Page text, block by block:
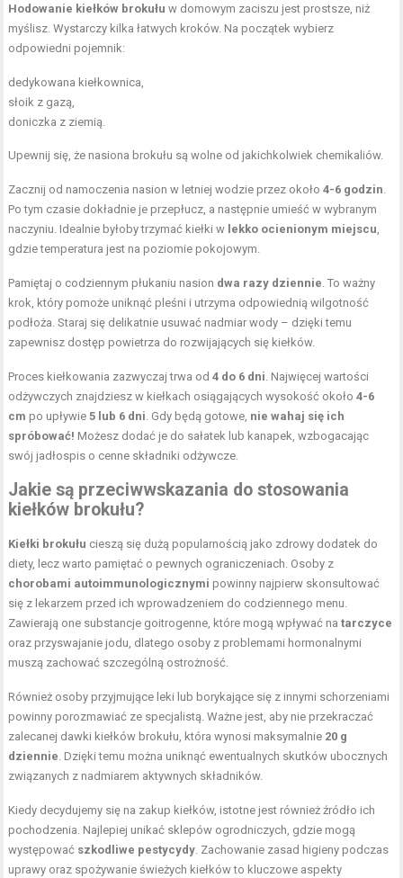
Hodowanie kiełków brokułu w domowym zaciszu jest prostsze, niż
myślisz. Wystarczy kilka łatwych kroków. Na początek wybierz
odpowiedni pojemnik:
dedykowana kiełkownica,
słoik z gazą,
doniczka z ziemią.
Upewnij się, że nasiona brokułu są wolne od jakichkolwiek chemikaliów.
Zacznij od namoczenia nasion w letniej wodzie przez około4-6 godzin
Po tym czasie dokładnie je przepłucz, a następnie umieść w wybranym
naczyniu. Idealnie byłoby trzymać kiełki w lekko ocienionym miejscu
gdzie temperatura jest na poziomie pokojowym.
Pamiętaj o codziennym płukaniu nasion dwa razy dziennie . To ważny
krok, który pomoże uniknąć pleśni i utrzyma odpowiednią wilgotność
podłoża. Staraj się delikatnie usuwać nadmiar wody – dzięki temu
zapewnisz dostęp powietrza do rozwijających się kiełków.
Proces kiełkowania zazwyczaj trwa od4 do 6 dni . Najwięcej wartości
odżywczych znajdziesz w kiełkach osiągających wysokość około4-6
cm po upływie5 lub 6 dni . Gdy będą gotowe, nie wahaj się ich
spróbować! Możesz dodać je do sałatek lub kanapek, wzbogacając
swój jadłospis o cenne składniki odżywcze.
Jakie są przeciwwskazania do stosowania
kiełków brokułu?
Kiełki brokułu cieszą się dużą popularnością jako zdrowy dodatek do
diety, lecz warto pamiętać o pewnych ograniczeniach. Osoby z
chorobami autoimmunologicznymi powinny najpierw skonsultować
się z lekarzem przed ich wprowadzeniem do codziennego menu.
Zawierają one substancje goitrogenne, które mogą wpływać natarczyce
oraz przyswajanie jodu, dlatego osoby z problemami hormonalnymi
muszą zachować szczególną ostrożność.
Również osoby przyjmujące leki lub borykające się z innymi schorzeniami
powinny porozmawiać ze specjalistą. Ważne jest, aby nie przekraczać
zalecanej dawki kiełków brokułu, która wynosi maksymalnie 20 g
dziennie . Dzięki temu można uniknąć ewentualnych skutków ubocznych
związanych z nadmiarem aktywnych składników.
Kiedy decydujemy się na zakup kiełków, istotne jest również źródło ich
pochodzenia. Najlepiej unikać sklepów ogrodniczych, gdzie mogą
występować szkodliwe pestycydy . Zachowanie zasad higieny podczas
uprawy oraz spożywanie świeżych kiełków to kluczowe aspekty